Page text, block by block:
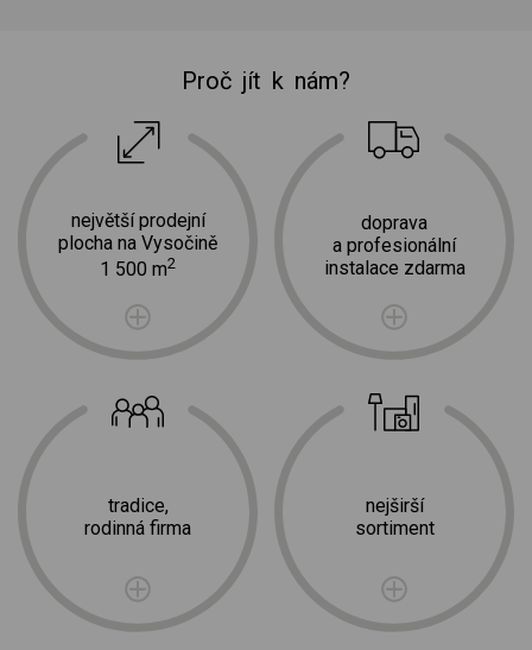
Proč jít k nám?
největší prodejní
plocha na Vysočině
1 500 m2
tradice,
rodinná firma
doprava
a profesionální
instalace zdarma
nejširší
sortiment